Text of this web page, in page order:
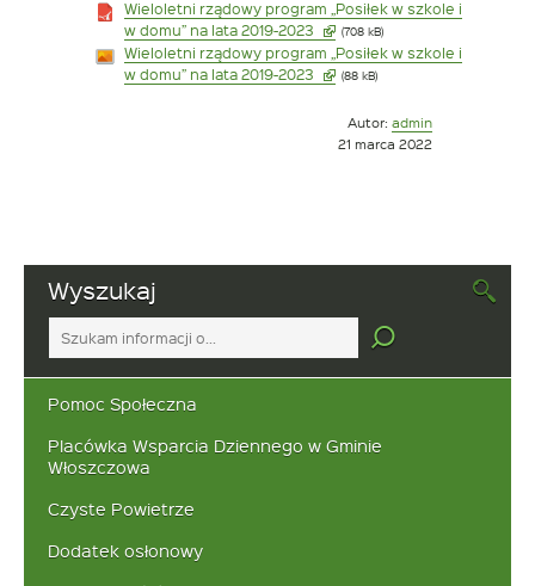
w
szkole
w
Wieloletni rządowy program „Posiłek w szkole i
w domu” na lata 2019-2023 Link
otwiera
się
nowym
oknie
(708 kB)
Wieloletni rządowy program „Posiłek w szkole i
w domu” na lata 2019-2023 Link(88 kB)
Autor:adminOpublikowano
21 marca 2022
Wyszukaj
wpisz
Pomoc Społeczna
Placówka Wsparcia Dziennego w Gminie
Włoszczowa
Czyste Powietrze
Dodatek osłonowy